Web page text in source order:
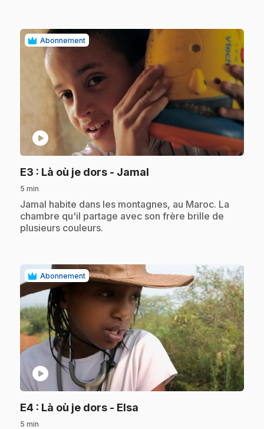
Abonnement
play_circle
E3 : Là où je dors - Jamal
5 min
.Jamal habite dans les montagnes, au Maroc. La
chambre qu'il partage avec son frère brille de
plusieurs couleurs.
Abonnement
play_circle
E4 : Là où je dors - Elsa
5 min